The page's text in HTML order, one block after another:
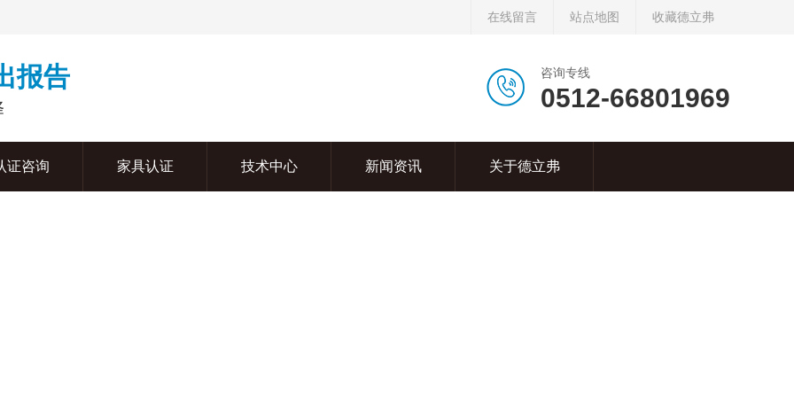
在线留言 站点地图 收藏德立弗
报告 咨询专线
0512-66801969
证咨询 家具认证 技术中心 新闻资讯 关于德立弗